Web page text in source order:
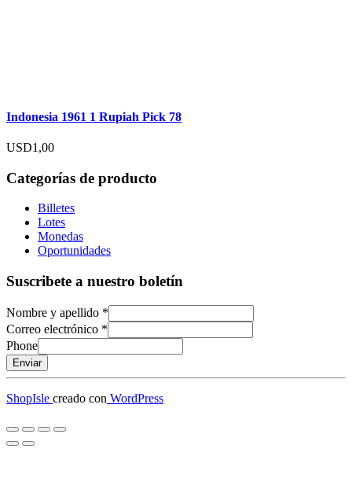
Indonesia 1961 1 Rupiah Pick 78
USD1,00
Categorías de producto
Billetes
Lotes
Monedas
Oportunidades
Suscribete a nuestro boletín
Nombre y apellido *
Correo electrónico *
Phone
Enviar
ShopIsle creado con WordPress